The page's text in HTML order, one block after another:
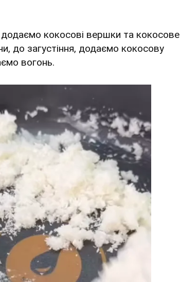
кокосові вершки та кокосове
до загустіння, додаємо кокосову
вогонь.